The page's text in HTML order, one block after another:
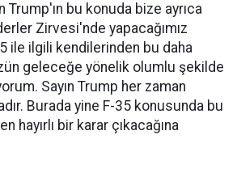
Trump'ın bu konuda bize ayrıca
Zirvesi'nde yapacağımız
ile ilgili kendilerinden bu daha
geleceğe yönelik olumlu şekilde
Sayın Trump her zaman
Burada yine F-35 konusunda bu
hayırlı bir karar çıkacağına